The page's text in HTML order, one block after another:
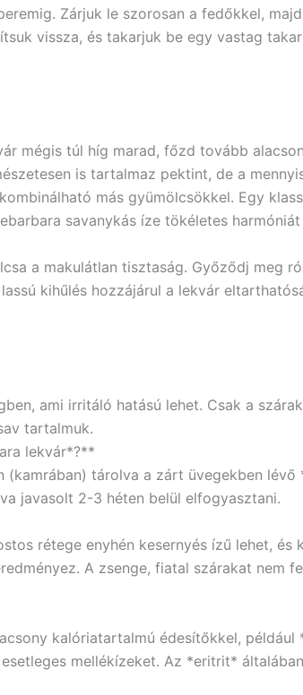
Zárjuk le szorosan a fedőkkel,
vissza, és takarjuk be egy vastag
mégis túl híg marad, főzd tovább
is tartalmaz pektint, de a
más gyümölcsökkel. Egy
savanykás íze tökéletes
a makulátlan tisztaság. Győződj meg
kihűlés hozzájárul a lekvár
ami irritáló hatású lehet. Csak a
tartalmuk.
lekvár*?**
tárolva a zárt üvegekben lévő
javasolt 2-3 héten belül elfogyasztani.
rétege enyhén kesernyés ízű lehet, és
A zsenge, fiatal szárakat nem
kalóriatartalmú édesítőkkel,
mellékízeket. Az *eritrit*